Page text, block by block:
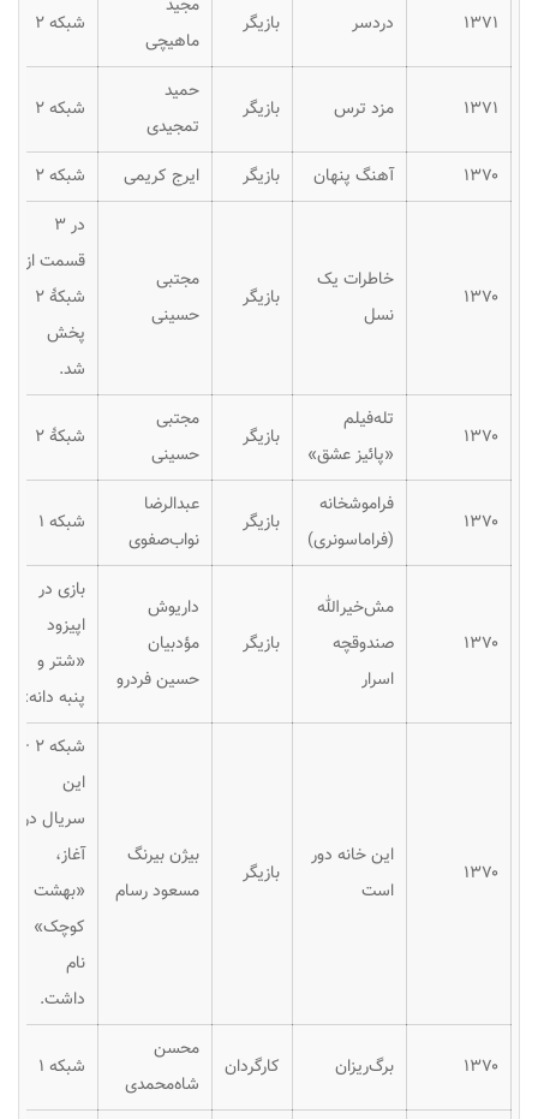
۱۳۷۱ دردسر بازیگر
مجید
ماهیچی
شبکه ۲
۱۳۷۱ مزد ترس بازیگر
حمید
تمجیدی
شبکه ۲
۱۳۷۰ آهنگ پنهان بازیگر ایرج کریمی شبکه ۲
۱۳۷۰
خاطرات یک
نسل
بازیگر
مجتبی
حسینی
در ۳
قسمت از
شبکهٔ ۲
پخش
شد.
۱۳۷۰
تله‌فیلم
«پائیز عشق»
بازیگر
مجتبی
حسینی
شبکهٔ ۲
۱۳۷۰
فراموشخانه
(فراماسونری)
بازیگر
عبدالرضا
نواب‌صفوی
شبکه ۱
۱۳۷۰
مش‌خیرالله
صندوقچه
اسرار
بازیگر
داریوش
مؤدبیان
حسین فردرو
بازی در
اپیزود
«شتر و
پنبه دانه»
۱۳۷۰
این خانه دور
است
بازیگر
بیژن بیرنگ
مسعود رسام
شبکه ۲ –
این
سریال در
آغاز،
«بهشت
کوچک»
نام
داشت.
۱۳۷۰ برگ‌ریزان کارگردان
محسن
شاه‌محمدی
شبکه ۱